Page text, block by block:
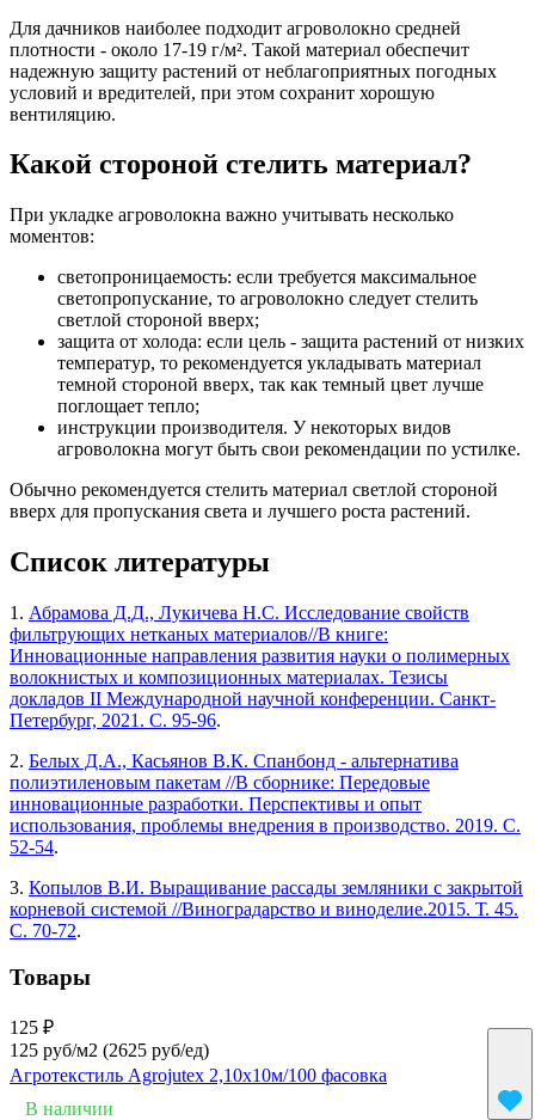
Для дачников наиболее подходит агроволокно средней
плотности - около 17-19 г/м². Такой материал обеспечит
надежную защиту растений от неблагоприятных погодных
условий и вредителей, при этом сохранит хорошую
вентиляцию.
Какой стороной стелить материал?
При укладке агроволокна важно учитывать несколько
моментов:
светопроницаемость: если требуется максимальное
светопропускание, то агроволокно следует стелить
светлой стороной вверх;
защита от холода: если цель - защита растений от низких
температур, то рекомендуется укладывать материал
темной стороной вверх, так как темный цвет лучше
поглощает тепло;
инструкции производителя. У некоторых видов
агроволокна могут быть свои рекомендации по устилке.
Обычно рекомендуется стелить материал светлой стороной
вверх для пропускания света и лучшего роста растений.
Список литературы
1. Абрамова Д.Д., Лукичева Н.С. Исследование свойств
фильтрующих нетканых материалов//В книге:
Инновационные направления развития науки о полимерных
волокнистых и композиционных материалах. Тезисы
докладов II Международной научной конференции. Санкт-
Петербург, 2021. С. 95-96.
2. Белых Д.А., Касьянов В.К. Спанбонд - альтернатива
полиэтиленовым пакетам //В сборнике: Передовые
инновационные разработки. Перспективы и опыт
использования, проблемы внедрения в производство. 2019. С.
52-54.
3. Копылов В.И. Выращивание рассады земляники с закрытой
корневой системой //Виноградарство и виноделие.2015. Т. 45.
С. 70-72.
Товары
125 ₽
125 руб/м2 (2625 руб/eд)
Агротекстиль Agrojutex 2,10х10м/100 фасовка
В наличии